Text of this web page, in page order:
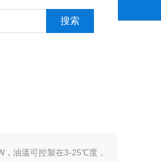
，油溫可控製在3-25℃度，